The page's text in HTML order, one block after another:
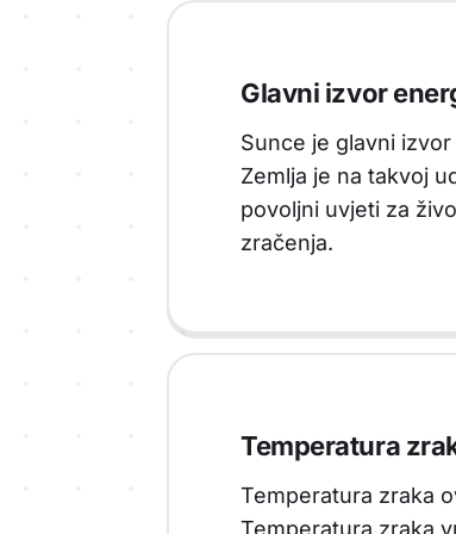
Glavni izvor
Sunce je glavni
Zemlja je na takvoj
povoljni uvjeti za
zračenja.
Temperatura
Temperatura zraka
Temperatura zraka